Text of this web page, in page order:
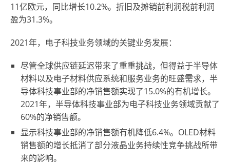
11亿欧元，同比增长10.2%。折旧及摊销前利润税前利润
盈为31.3%。
2021年，电子科技业务领域的关键业务发展：
尽管全球供应链延迟带来了重重挑战，但得益于半导体
材料以及电子材料供应系统和服务业务的旺盛需求，半
导体科技事业部的净销售额实现了15.0%的有机增长。
2021年，半导体科技事业部为电子科技业务领域贡献了
60%的净销售额。
显示科技事业部的净销售额有机降低6.4%。OLED材料
销售额的增长抵消了部分液晶业务持续性竞争挑战所带
来的影响。